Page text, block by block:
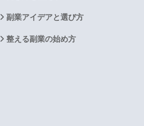
副業アイデアと選び方
整える副業の始め方